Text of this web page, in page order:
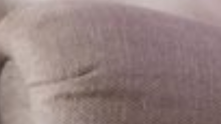
consommations d’énergie
d’ici à
bien que nécessaires, ne suffiront
Dans cette dynamique et pour participer
qui informe en temps réel sur le
savoir à quel moment la réduire, lorsque
des vagues de froid en hiver, ou encore
renouvelable est forte.
ont été installées sur les parkings nos
d’entreprise en équipant tous nos